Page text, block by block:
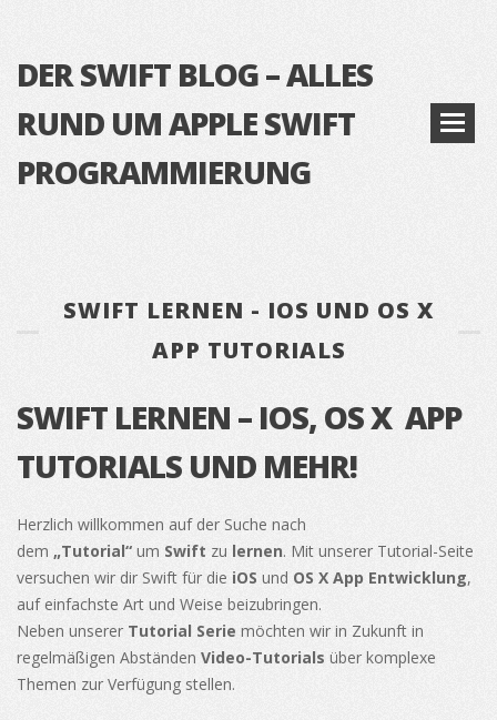
DER SWIFT BLOG – ALLES
RUND UM APPLE SWIFT
PROGRAMMIERUNG
SWIFT LERNEN - IOS UND OS X
APP TUTORIALS
SWIFT LERNEN – IOS, OS X APP
TUTORIALS UND MEHR!
Herzlich willkommen auf der Suche nach
dem „Tutorial“ um Swift zu lernen. Mit unserer Tutorial-Seite
versuchen wir dir Swift für die iOS und OS X App Entwicklung,
auf einfachste Art und Weise beizubringen.
Neben unserer Tutorial Serie möchten wir in Zukunft in
regelmäßigen Abständen Video-Tutorials über komplexe
Themen zur Verfügung stellen.